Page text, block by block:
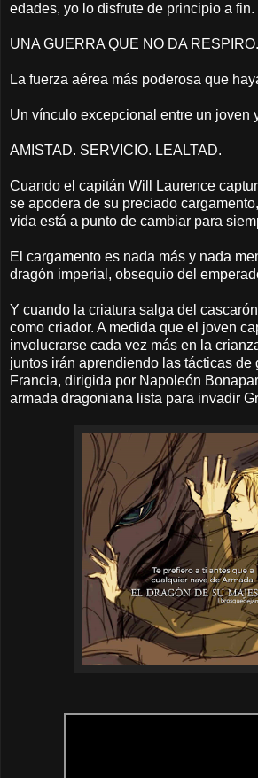
edades, yo lo disfrute de principio a fin.
UNA GUERRA QUE NO DA RESPIRO.
La fuerza aérea más poderosa que
Un vínculo excepcional entre un joven
AMISTAD. SERVICIO. LEALTAD.
Cuando el capitán Will Laurence
se apodera de su preciado
vida está a punto de cambiar para
El cargamento es nada más y nada
dragón imperial, obsequio del
Y cuando la criatura salga del
como criador. A medida que el joven
involucrarse cada vez más en la
juntos irán aprendiendo las tácticas de
Francia, dirigida por Napoleón
armada dragoniana lista para invadir